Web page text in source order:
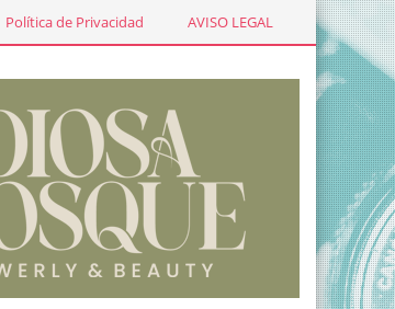
Política de Privacidad AVISO LEGAL